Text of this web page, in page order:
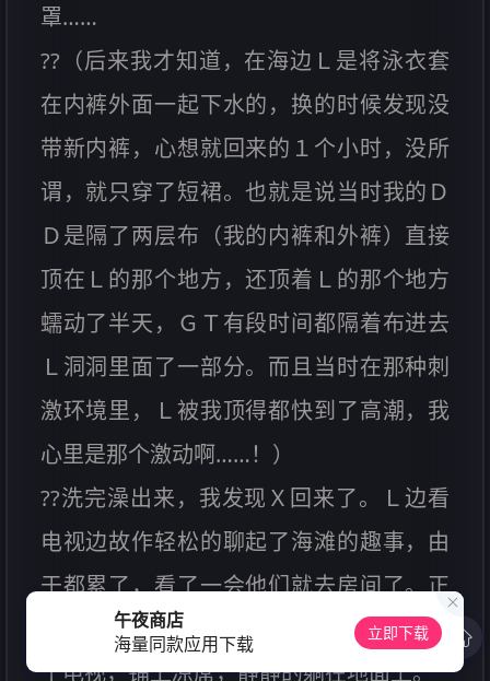
罩……
??（后来我才知道，在海边Ｌ是将泳衣套
在内裤外面一起下水的，换的时候发现没
带新内裤，心想就回来的１个小时，没所
谓，就只穿了短裙。也就是说当时我的Ｄ
Ｄ是隔了两层布（我的内裤和外裤）直接
顶在Ｌ的那个地方，还顶着Ｌ的那个地方
蠕动了半天，ＧＴ有段时间都隔着布进去
Ｌ洞洞里面了一部分。而且当时在那种刺
激环境里，Ｌ被我顶得都快到了高潮，我
心里是那个激动啊……！）
??洗完澡出来，我发现Ｘ回来了。Ｌ边看
电视边故作轻松的聊起了海滩的趣事，由
于都累了，看了一会他们就去房间了。正
好我也调整不过来心情同他们相处，就关
了电视，铺上凉蓆，静静的躺在地面上。
午夜商店
海量同款应用下载
立即下载